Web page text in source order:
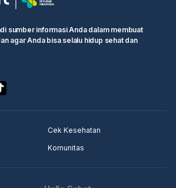
sumber informasi Anda dalam membuat
agar Anda bisa selalu hidup sehat dan
Cek Kesehatan
Komunitas